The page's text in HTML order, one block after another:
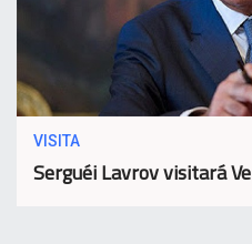
VISITA
Serguéi Lavrov visitará